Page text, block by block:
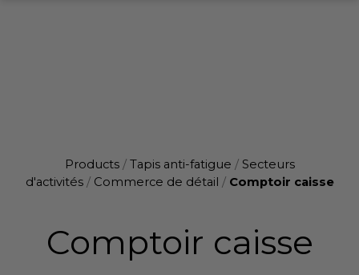
Products/ Tapis anti-fatigue / Secteurs
d'activités/ Commerce de détail / Comptoir caisse
Comptoir caisse